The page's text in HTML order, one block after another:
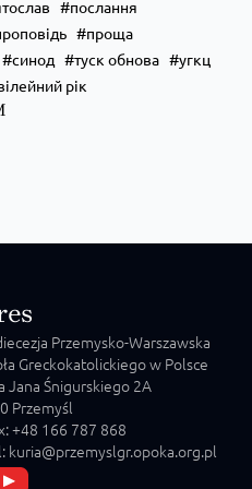
послання
проща
синод туск обнова
угкц
рік
Przemysko-Warszawska
Greckokatolickiego w Polsce
Jana Śnigurskiego 2A
Przemyśl
+48 166 787 868
kuria@przemyslgr.opoka.org.pl